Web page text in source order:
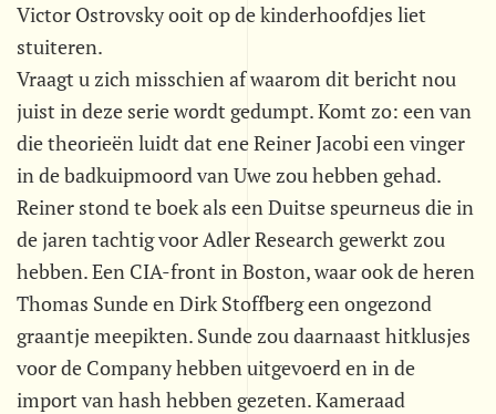
Victor Ostrovsky ooit op de kinderhoofdjes liet
stuiteren.
Vraagt u zich misschien af waarom dit bericht nou
juist in deze serie wordt gedumpt. Komt zo: een van
die theorieën luidt dat ene Reiner Jacobi een vinger
in de badkuipmoord van Uwe zou hebben gehad.
Reiner stond te boek als een Duitse speurneus die in
de jaren tachtig voor Adler Research gewerkt zou
hebben. Een CIA-front in Boston, waar ook de heren
Thomas Sunde en Dirk Stoffberg een ongezond
graantje meepikten. Sunde zou daarnaast hitklusjes
voor de Company hebben uitgevoerd en in de
import van hash hebben gezeten. Kameraad